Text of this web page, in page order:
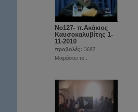
Νο127- π.Ακάκιος
Καυσοκαλυβίτης 1-
11-2010
προβολές: 3687
Μοιράσου το..